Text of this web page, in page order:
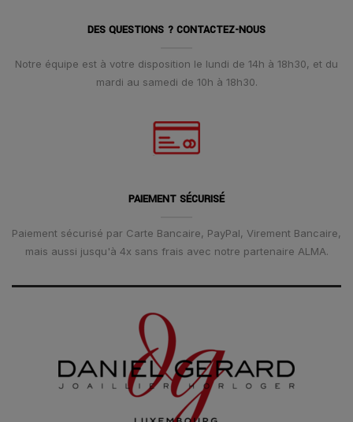
DES QUESTIONS ? CONTACTEZ-NOUS
Notre équipe est à votre disposition le lundi de 14h à 18h30, et du
mardi au samedi de 10h à 18h30.
PAIEMENT SÉCURISÉ
Paiement sécurisé par Carte Bancaire, PayPal, Virement Bancaire,
mais aussi jusqu'à 4x sans frais avec notre partenaire ALMA.